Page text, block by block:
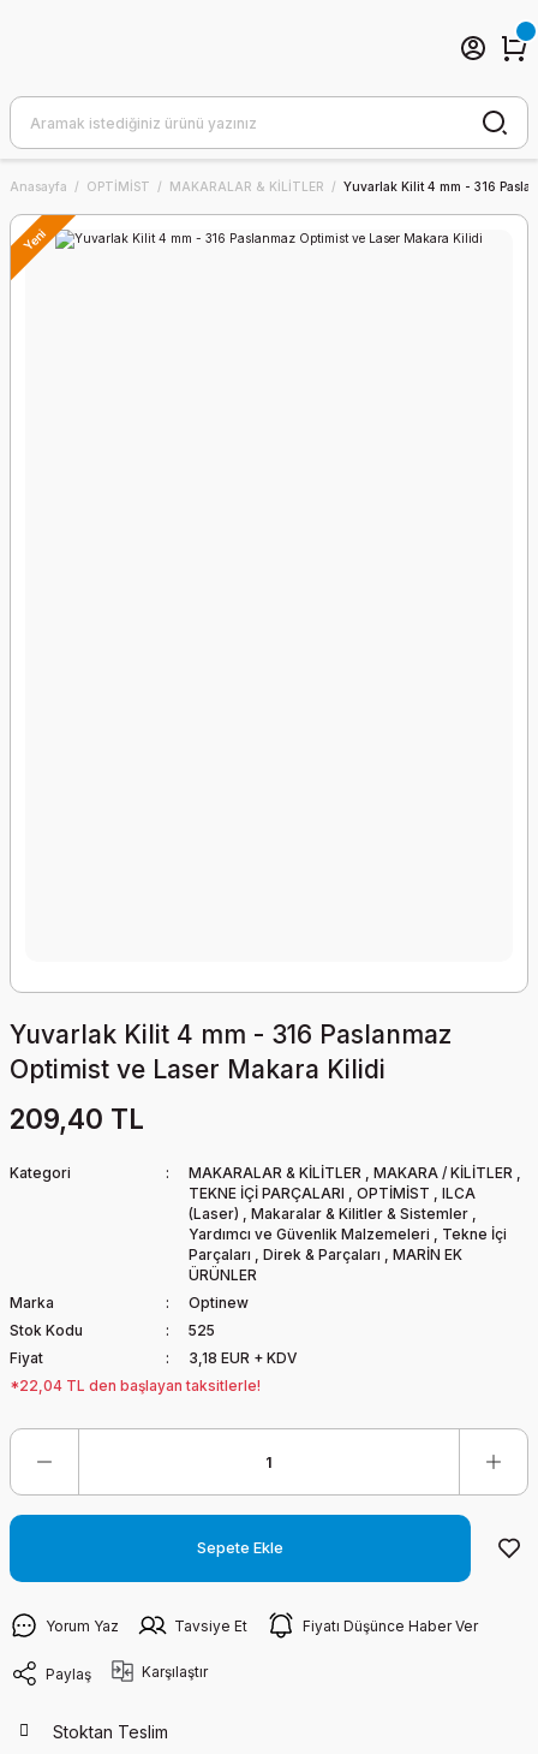
Anasayfa OPTİMİST MAKARALAR & KİLİTLER Yuvarlak Kilit 4 mm - 316
Yeni
Yuvarlak Kilit 4 mm - 316 Paslanmaz
Optimist ve Laser Makara Kilidi
209,40 TL
Kategori MAKARALAR & KİLİTLER , MAKARA / KİLİTLER ,
TEKNE İÇİ PARÇALARI , OPTİMİST , ILCA
(Laser) , Makaralar & Kilitler & Sistemler ,
Yardımcı ve Güvenlik Malzemeleri , Tekne İçi
Parçaları , Direk & Parçaları , MARİN EK
ÜRÜNLER
Marka
Optinew
Stok Kodu
525
Fiyat
3,18 EUR + KDV
*22,04 TL den başlayan taksitlerle!
Sepete Ekle
Yorum Yaz Tavsiye Et Fiyatı Düşünce Haber Ver
Paylaş Karşılaştır
Stoktan Teslim